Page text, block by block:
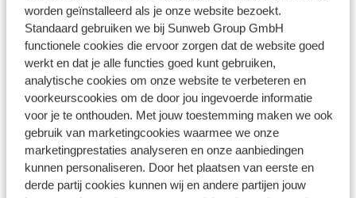
worden geïnstalleerd als je onze website bezoekt.
Standaard gebruiken we bij Sunweb Group GmbH
functionele cookies die ervoor zorgen dat de website goed
werkt en dat je alle functies goed kunt gebruiken,
analytische cookies om onze website te verbeteren en
voorkeurscookies om de door jou ingevoerde informatie
voor je te onthouden. Met jouw toestemming maken we ook
gebruik van marketingcookies waarmee we onze
marketingprestaties analyseren en onze aanbiedingen
kunnen personaliseren. Door het plaatsen van eerste en
derde partij cookies kunnen wij en andere partijen jouw
Avra Suites & Apartments
Mon Repo Secret Suites
Lesante Cape – The Leading Hotels of the World
Aparthotel Porto Davia